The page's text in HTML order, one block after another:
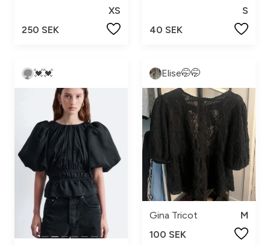
XS
250 SEK
S
40 SEK
💓💓 Elise🤭🤭
Gina Tricot
M
100 SEK